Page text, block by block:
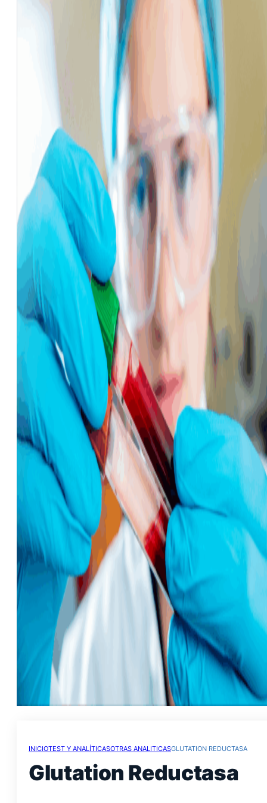
INICIOTEST Y ANALÍTICASOTRAS ANALITICASGLUTATION REDUCTASA
Glutation Reductasa